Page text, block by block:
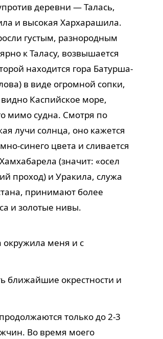
деревни — Талась,
и высокая Хархарашила.
густым, разнородным
к Таласу, возвышается
находится гора Батурша-
в виде огромной сопки,
Каспийское море,
мимо судна. Смотря по
лучи солнца, оно кажется
синего цвета и сливается
(значит: «осел
проход) и Уракила, служа
принимают более
и золотые нивы.
окружила меня и с
ближайшие окрестности и
только до 2-3
Во время моего